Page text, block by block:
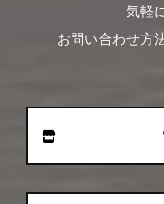
気軽
お問い合わせ方